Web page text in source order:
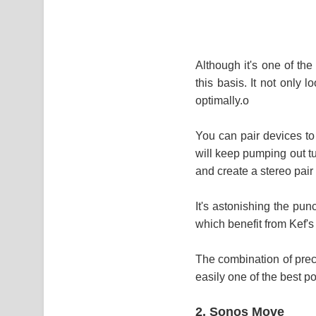
Although it's one of
this basis. It not only
optimally.o
You can pair devices
will keep pumping out
and create a stereo pair
It's astonishing the
which benefit from
The combination of
easily one of the best
2. Sonos Move